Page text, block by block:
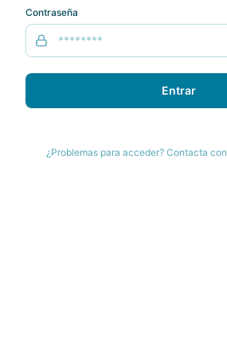
Contraseña
Entrar
¿Problemas para acceder? Contacta con